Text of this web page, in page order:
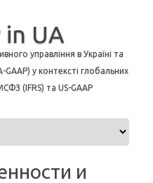
in UA
управління в Україні та
GAAP) у контексті глобальних
(IFRS) та US-GAAP
и